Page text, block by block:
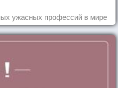
ужасных профессий в мире